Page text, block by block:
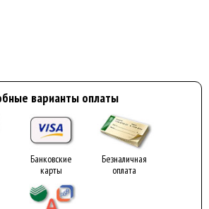
варианты оплаты
Банковские
карты
Безналичная
оплата